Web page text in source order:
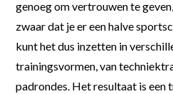
genoeg om vertrouwen te
zwaar dat je er een halve
kunt het dus inzetten in
trainingsvormen, van
padrondes. Het resultaat is